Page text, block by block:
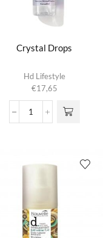
Crystal Drops
Hd Lifestyle
€17,65
Crystal